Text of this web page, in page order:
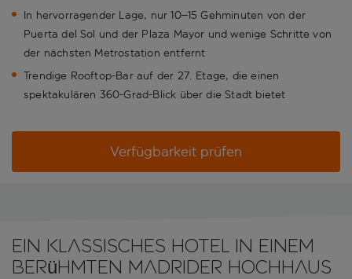
In hervorragender Lage, nur 10–15 Gehminuten von der
Puerta del Sol und der Plaza Mayor und wenige Schritte von
der nächsten Metrostation entfernt
Trendige Rooftop-Bar auf der 27. Etage, die einen
spektakulären 360-Grad-Blick über die Stadt bietet
Verfügbarkeit prüfen
Ein klassisches Hotel in einem
berühmten Madrider Hochhaus